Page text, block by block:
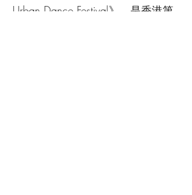
Urban Dance Festival》，是香港第